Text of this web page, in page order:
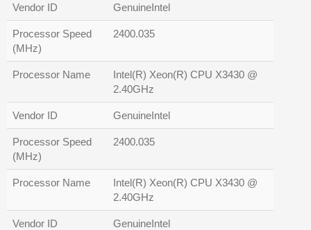
Vendor ID GenuineIntel
Processor Speed
(MHz)
2400.035
Processor Name
Intel(R) Xeon(R) CPU X3430 @
2.40GHz
Vendor ID GenuineIntel
Processor Speed
(MHz)
2400.035
Processor Name
Intel(R) Xeon(R) CPU X3430 @
2.40GHz
Vendor ID GenuineIntel